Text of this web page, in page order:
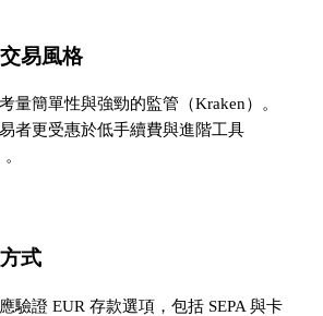
易風格
量簡單性與強勁的監管（Kraken）。
者更受惠於低手續費與進階工具
式
驗證 EUR 存款選項，包括 SEPA 與卡